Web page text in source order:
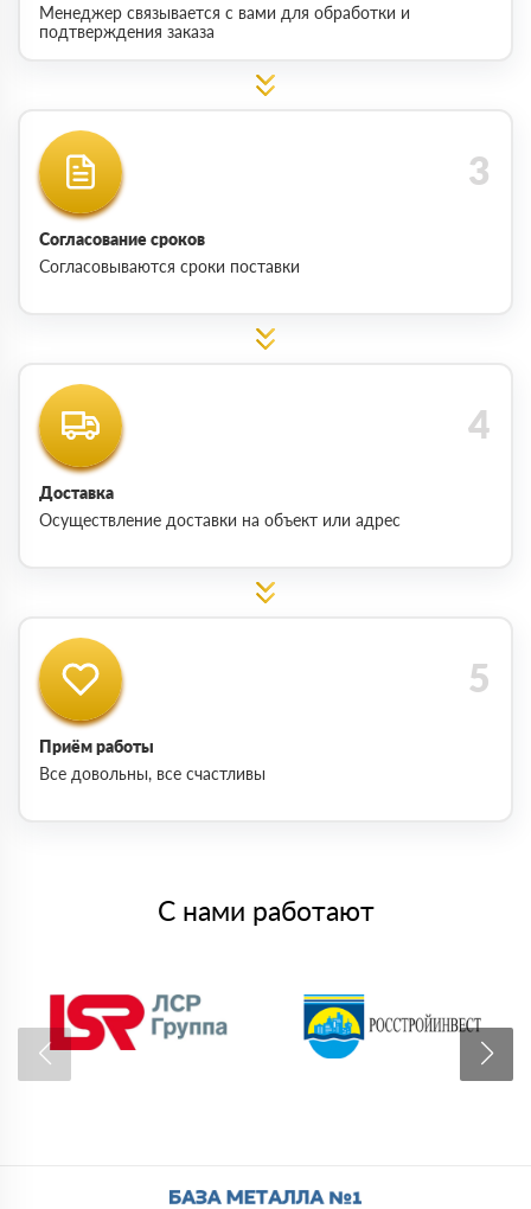
Менеджер связывается с вами для обработки и
подтверждения заказа
Согласование сроков
Согласовываются сроки поставки
Доставка
Осуществление доставки на объект или адрес
Приём работы
Все довольны, все счастливы
С нами работают